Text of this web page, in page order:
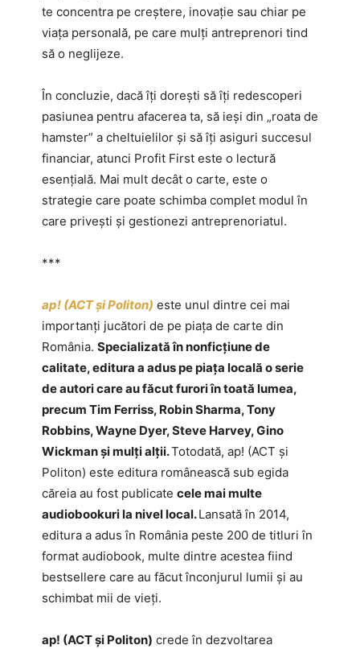
te concentra pe creștere, inovație sau chiar pe
viața personală, pe care mulți antreprenori tind
să o neglijeze.
În concluzie, dacă îți dorești să îți redescoperi
pasiunea pentru afacerea ta, să ieși din „roata de
hamster” a cheltuielilor și să îți asiguri succesul
financiar, atunci Profit First este o lectură
esențială. Mai mult decât o carte, este o
strategie care poate schimba complet modul în
care privești și gestionezi antreprenoriatul.
***
ap! (ACT și Politon) este unul dintre cei mai
importanți jucători de pe piața de carte din
România. Specializată în nonficțiune de
calitate, editura a adus pe piața locală o serie
de autori care au făcut furori în toată lumea,
precum Tim Ferriss, Robin Sharma, Tony
Robbins, Wayne Dyer, Steve Harvey, Gino
Wickman și mulți alții.Totodată, ap! (ACT și
Politon) este editura românească sub egida
căreia au fost publicate cele mai multe
audiobookuri la nivel local.Lansată în 2014,
editura a adus în România peste 200 de titluri în
format audiobook, multe dintre acestea fiind
bestsellere care au făcut înconjurul lumii și au
schimbat mii de vieți.
ap! (ACT și Politon) crede în dezvoltarea